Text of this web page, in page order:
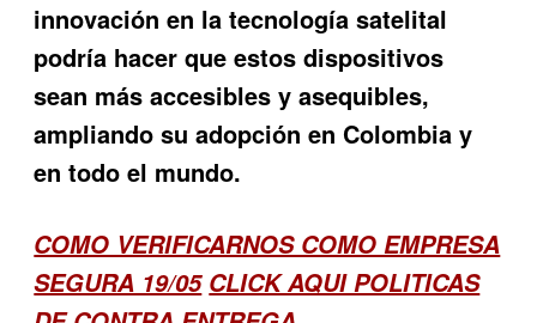
innovación en la tecnología satelital
podría hacer que estos dispositivos
sean más accesibles y asequibles,
ampliando su adopción en Colombia y
en todo el mundo.
COMO VERIFICARNOS COMO EMPRESA
SEGURA 19/05 CLICK AQUI POLITICAS